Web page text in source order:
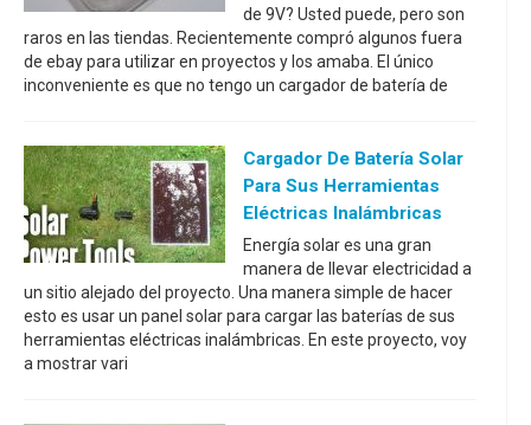
de 9V? Usted puede, pero son
raros en las tiendas. Recientemente compró algunos fuera
de ebay para utilizar en proyectos y los amaba. El único
inconveniente es que no tengo un cargador de batería de
Cargador De Batería Solar
Para Sus Herramientas
Eléctricas Inalámbricas
Energía solar es una gran
manera de llevar electricidad a
un sitio alejado del proyecto. Una manera simple de hacer
esto es usar un panel solar para cargar las baterías de sus
herramientas eléctricas inalámbricas. En este proyecto, voy
a mostrar vari